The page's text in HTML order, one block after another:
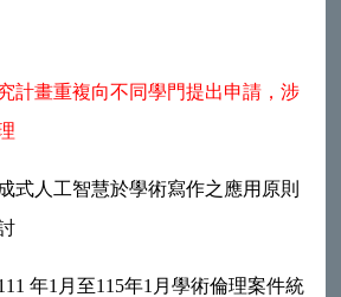
計畫重複向不同學門提出申請，涉
式人工智慧於學術寫作之應用原則
年1月至115年1月學術倫理案件統